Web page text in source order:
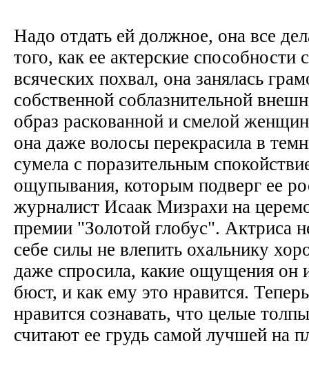
Надо отдать ей должное, она все
того, как ее актерские способности
всяческих похвал, она занялась
собственной соблазнительной
образ раскованной и смелой
она даже волосы перекрасила в
сумела с поразительным
ощупывания, которым подверг ее
журналист Исаак Мизрахи на
премии "Золотой глобус". Актриса
себе силы не влепить охальнику
даже спросила, какие ощущения он
бюст, и как ему это нравится.
нравится сознавать, что целые
считают ее грудь самой лучшей на